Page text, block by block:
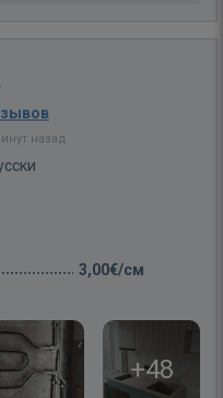
назад
3,00€/см
+48